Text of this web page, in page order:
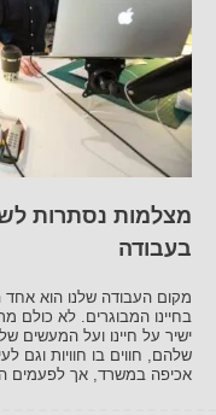
מצלמות נסתרות
בעבודה
מקום העבודה שלנו הוא
בחיינו המבוגרים. לא כולם
ישיר על חיינו ועל המעשים
שלהם, חווים בו חוויות וגם
אכיפה במשרד, אך לפעמים